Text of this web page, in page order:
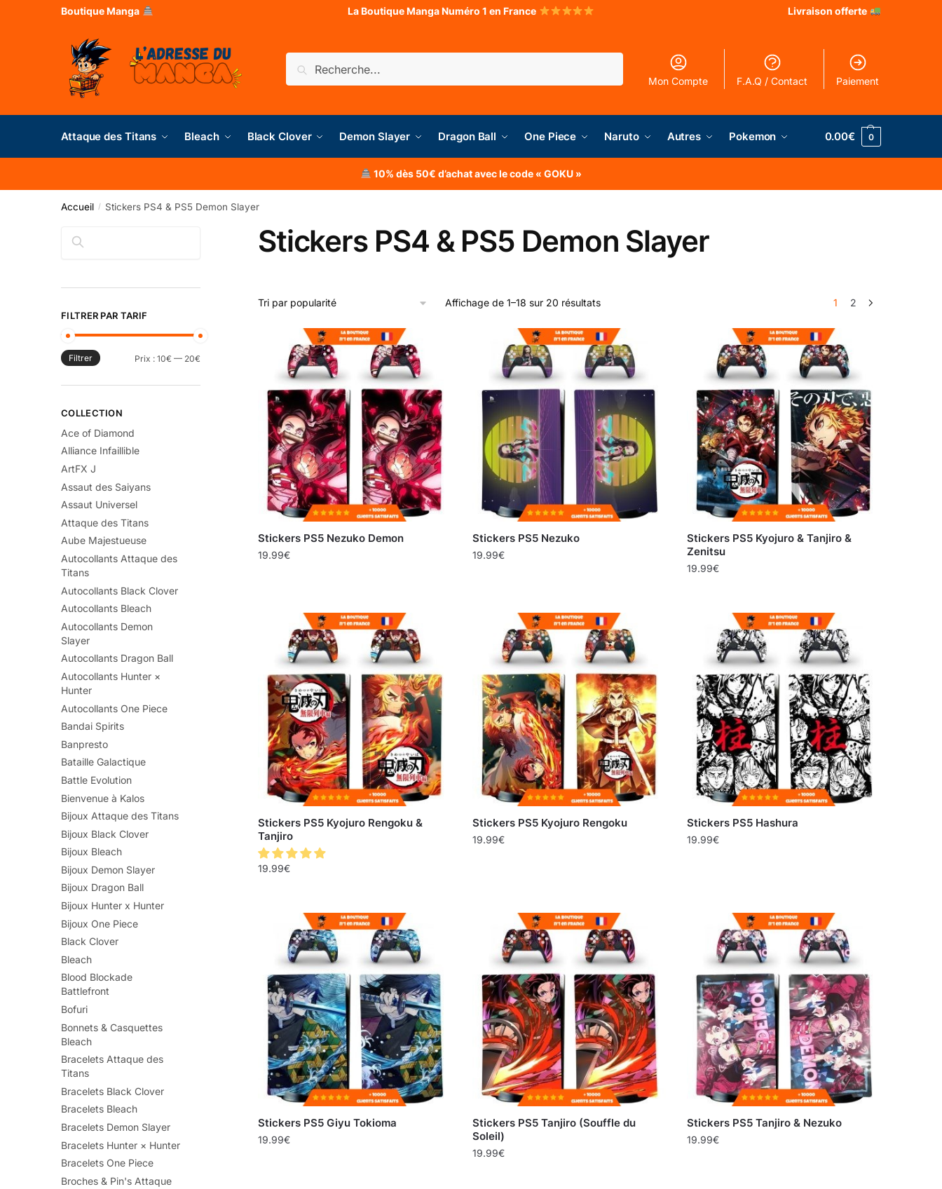
Boutique Manga La Boutique Manga Numéro 1 en France Livraison offerte
Mon Compte F.A.Q / Contact Paiement
Attaque des Titans Bleach Black Clover Demon Slayer Dragon Ball One Piece Naruto Autres Pokemon 0.00€ 0
10% dès 50€ d’achat avec le code « GOKU »
Accueil / Stickers PS4 & PS5 Demon Slayer
Stickers PS4 & PS5 Demon Slayer
Affichage de 1–18 sur 20 résultats 1 2
Stickers PS5 Nezuko Demon
19.99€
Stickers PS5 Nezuko
19.99€
Stickers PS5 Kyojuro & Tanjiro &
Zenitsu
19.99€
Stickers PS5 Kyojuro Rengoku &
Tanjiro
19.99€
Stickers PS5 Kyojuro Rengoku
19.99€
Stickers PS5 Hashura
19.99€
Stickers PS5 Giyu Tokioma
19.99€
Stickers PS5 Tanjiro (Souffle du
Soleil)
19.99€
Stickers PS5 Tanjiro & Nezuko
19.99€
Rechercher
FILTRER PAR TARIF
Filtrer Prix : 10€ — 20€
COLLECTION
Ace of Diamond
Alliance Infaillible
ArtFX J
Assaut des Saiyans
Assaut Universel
Attaque des Titans
Aube Majestueuse
Autocollants Attaque des
Titans
Autocollants Black Clover
Autocollants Bleach
Autocollants Demon
Slayer
Autocollants Dragon Ball
Autocollants Hunter ×
Hunter
Autocollants One Piece
Bandai Spirits
Banpresto
Bataille Galactique
Battle Evolution
Bienvenue à Kalos
Bijoux Attaque des Titans
Bijoux Black Clover
Bijoux Bleach
Bijoux Demon Slayer
Bijoux Dragon Ball
Bijoux Hunter x Hunter
Bijoux One Piece
Black Clover
Bleach
Blood Blockade
Battlefront
Bofuri
Bonnets & Casquettes
Bleach
Bracelets Attaque des
Titans
Bracelets Black Clover
Bracelets Bleach
Bracelets Demon Slayer
Bracelets Hunter × Hunter
Bracelets One Piece
Broches & Pin's Attaque